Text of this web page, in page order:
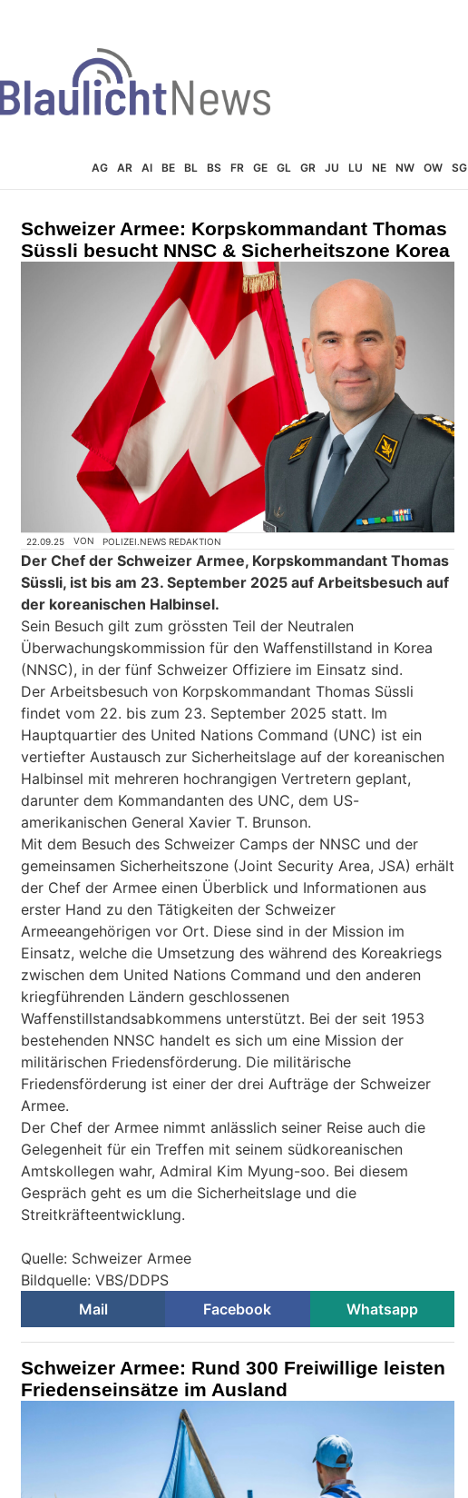
AG AR AI BE BL BS FR GE GL GR JU LU NE NW OW SG
Schweizer Armee: Korpskommandant Thomas
Süssli besucht NNSC & Sicherheitszone Korea
22.09.25 VON POLIZEI.NEWS REDAKTION
Der Chef der Schweizer Armee, Korpskommandant Thomas
Süssli, ist bis am 23. September 2025 auf Arbeitsbesuch auf
der koreanischen Halbinsel.
Sein Besuch gilt zum grössten Teil der Neutralen
Überwachungskommission für den Waffenstillstand in Korea
(NNSC), in der fünf Schweizer Offiziere im Einsatz sind.
Der Arbeitsbesuch von Korpskommandant Thomas Süssli
findet vom 22. bis zum 23. September 2025 statt. Im
Hauptquartier des United Nations Command (UNC) ist ein
vertiefter Austausch zur Sicherheitslage auf der koreanischen
Halbinsel mit mehreren hochrangigen Vertretern geplant,
darunter dem Kommandanten des UNC, dem US-
amerikanischen General Xavier T. Brunson.
Mit dem Besuch des Schweizer Camps der NNSC und der
gemeinsamen Sicherheitszone (Joint Security Area, JSA) erhält
der Chef der Armee einen Überblick und Informationen aus
erster Hand zu den Tätigkeiten der Schweizer
Armeeangehörigen vor Ort. Diese sind in der Mission im
Einsatz, welche die Umsetzung des während des Koreakriegs
zwischen dem United Nations Command und den anderen
kriegführenden Ländern geschlossenen
Waffenstillstandsabkommens unterstützt. Bei der seit 1953
bestehenden NNSC handelt es sich um eine Mission der
militärischen Friedensförderung. Die militärische
Friedensförderung ist einer der drei Aufträge der Schweizer
Armee.
Der Chef der Armee nimmt anlässlich seiner Reise auch die
Gelegenheit für ein Treffen mit seinem südkoreanischen
Amtskollegen wahr, Admiral Kim Myung-soo. Bei diesem
Gespräch geht es um die Sicherheitslage und die
Streitkräfteentwicklung.
Quelle: Schweizer Armee
Bildquelle: VBS/DDPS
Mail
Facebook Whatsapp
Schweizer Armee: Rund 300 Freiwillige leisten
Friedenseinsätze im Ausland